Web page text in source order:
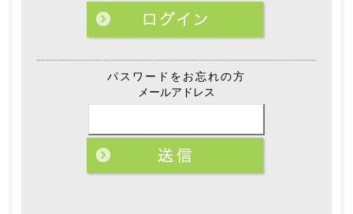
パスワードをお忘れの方
メールアドレス